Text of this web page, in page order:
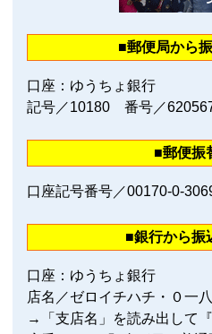
■郵便局から
口座：ゆうちょ銀行
記号／10180 番号／
■郵便振
口座記号番号／
■銀行から振
口座：ゆうちょ銀行
店名／ゼロイチハチ・０一
→「支店名」を読み出して